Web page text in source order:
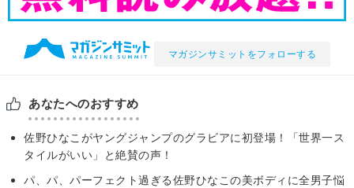
マガジンサミットをフォローする
あなたへのおすすめ
佐野ひなこがヤングジャンプのグラビアに初登場！「世界一ス
タイルがいい」と絶賛の声！
パ、パ、パーフェクト過ぎる佐野ひなこの美ボディに全男子悩